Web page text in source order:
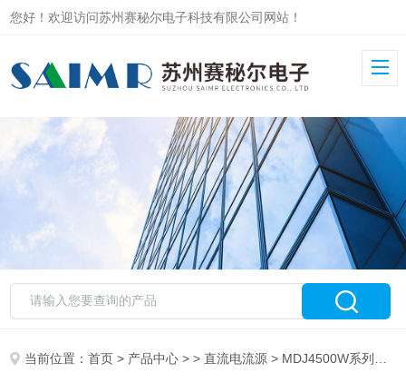
您好！欢迎访问苏州赛秘尔电子科技有限公司网站！
当前位置：首页 > 产品中心 > >直流电流源 > MDJ4500W系列电机直流电源